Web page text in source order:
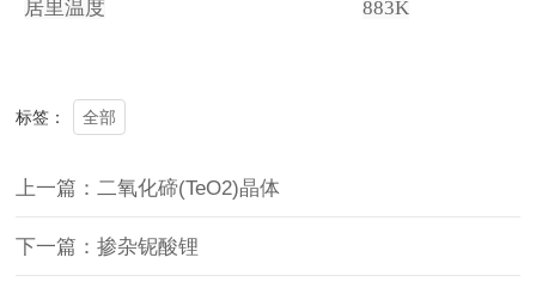
居里温度
883K
标签： 全部
上一篇：二氧化碲(TeO2)晶体
下一篇：掺杂铌酸锂